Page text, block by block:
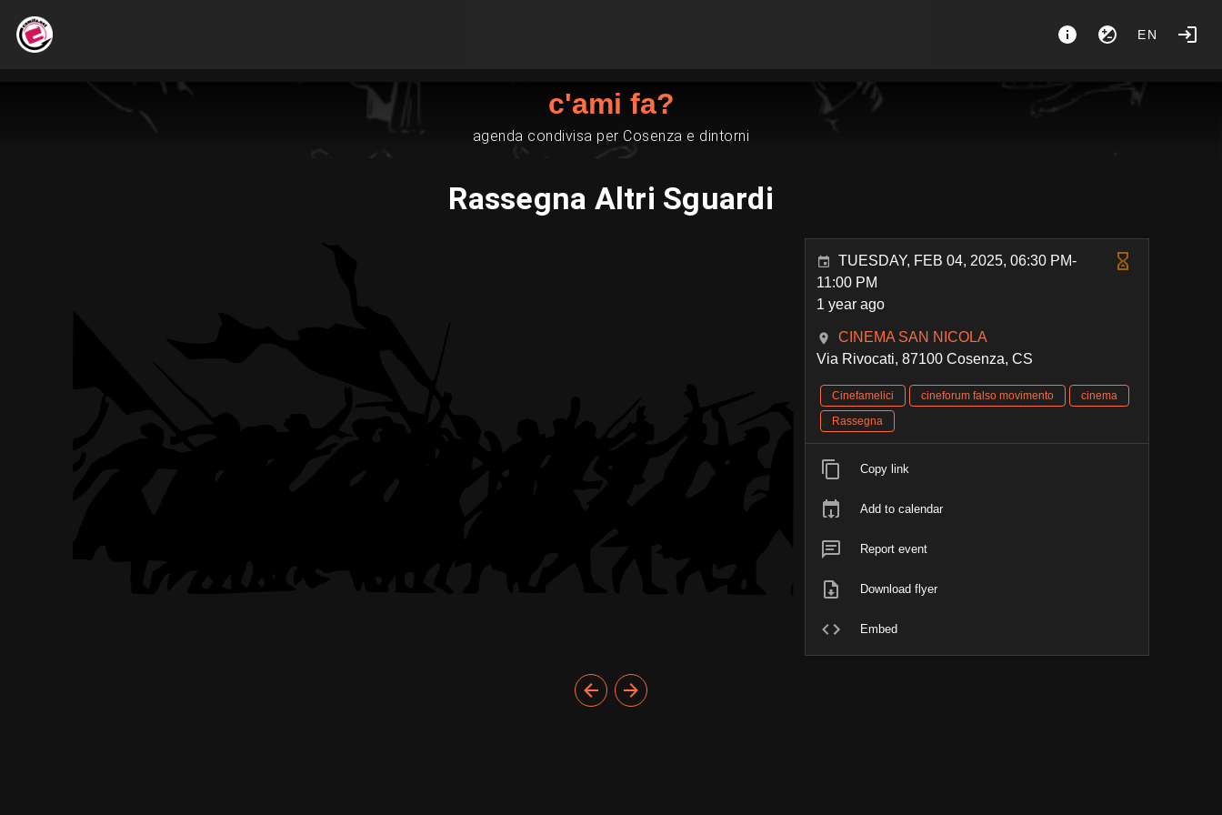
EN
c'ami fa?
agenda condivisa per Cosenza e dintorni
Rassegna Altri Sguardi
TUESDAY, FEB 04, 2025, 06:30 PM-
11:00 PM
1 year ago
CINEMA SAN NICOLA
Via Rivocati, 87100 Cosenza, CS
Cinefamelici cineforum falso movimento
cinema
Rassegna
Copy link
Add to calendar
Report event
Download flyer
Embed